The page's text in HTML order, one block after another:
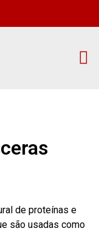
de proteínas e
são usadas como